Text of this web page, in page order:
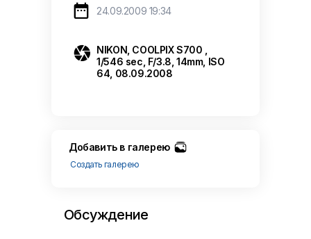
 24.09.2009 19:34
 NIKON, COOLPIX S700 ,
1/546 sec, F/3.8, 14mm, ISO
64, 08.09.2008
Добавить в галерею
Создать галерею
Обсуждение